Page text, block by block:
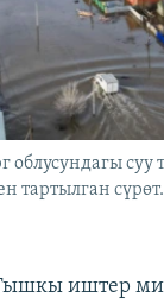
сайттары
облусундагы
тартылган
иштер